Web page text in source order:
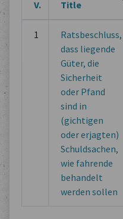
V. Title
1
Ratsbeschluss,
dass liegende
Güter, die
Sicherheit
oder Pfand
sind in
(gichtigen
oder erjagten)
Schuldsachen,
wie fahrende
behandelt
werden sollen